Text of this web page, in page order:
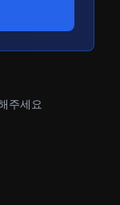
주세요